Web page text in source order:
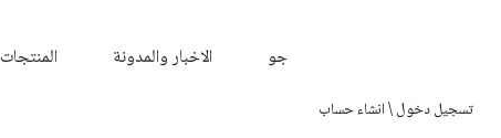
المنتجات الاخبار والمدونة جو
تسجيل دخول \ انشاء حساب